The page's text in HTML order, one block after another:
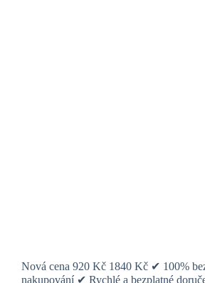
Nová cena 920 Kč 1840 Kč ✔ 100%
nakupování ✔ Rychlé a bezplatné